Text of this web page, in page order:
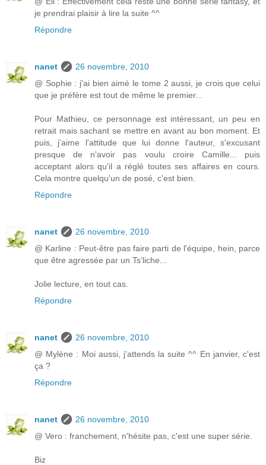
je prendrai plaisir à lire la suite ^^
Répondre
nanet
26 novembre, 2010
@ Sophie : j'ai bien aimé le tome 2 aussi, je crois que celui
que je préfère est tout de même le premier...
Pour Mathieu, ce personnage est intéressant, un peu en
retrait mais sachant se mettre en avant au bon moment. Et
puis, j'aime l'attitude que lui donne l'auteur, s'excusant
presque de n'avoir pas voulu croire Camille... puis
acceptant alors qu'il a réglé toutes ses affaires en cours.
Cela montre quelqu'un de posé, c'est bien.
Répondre
nanet
26 novembre, 2010
@ Karline : Peut-être pas faire parti de l'équipe, hein, parce
que être agressée par un Ts’liche...
Jolie lecture, en tout cas.
Répondre
nanet
26 novembre, 2010
@ Mylène : Moi aussi, j'attends la suite ^^ En janvier, c'est
ça ?
Répondre
nanet
26 novembre, 2010
@ Vero : franchement, n'hésite pas, c'est une super série.
Biz